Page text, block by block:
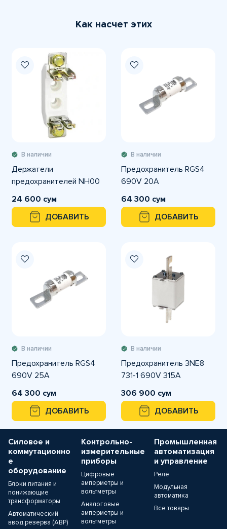
Как насчет этих
В наличии
Держатели
предохранителей NH00
24 600 сум
ДОБАВИТЬ
В наличии
Предохранитель RGS4
690V 20A
64 300 сум
ДОБАВИТЬ
В наличии
Предохранитель RGS4
690V 25A
64 300 сум
ДОБАВИТЬ
В наличии
Предохранитель 3NE8
731-1 690V 315A
306 900 сум
ДОБАВИТЬ
Силовое и
коммутационно
е
оборудование
Блоки питания и
понижающие
трансформаторы
Автоматический
ввод резерва (АВР)
Контрольно-
измерительные
приборы
Цифровые
амперметры и
вольтметры
Аналоговые
амперметры и
вольтметры
Промышленная
автоматизация
и управление
Реле
Модульная
автоматика
Все товары